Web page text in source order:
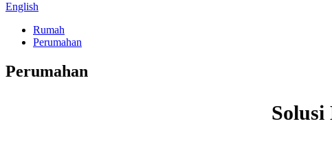
English
Rumah
Perumahan
Perumahan